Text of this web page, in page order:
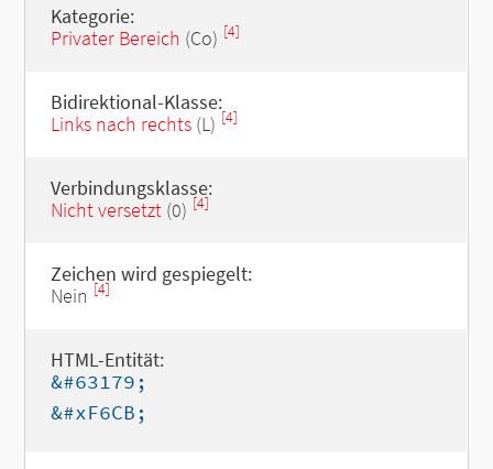
Kategorie:
Privater Bereich (Co) [4]
Bidirektional-Klasse:
Links nach rechts(L) [4]
Verbindungsklasse:
Nicht versetzt(0) [4]
Zeichen wird gespiegelt:
Nein [4]
HTML-Entität:
&#63179;
&#xF6CB;